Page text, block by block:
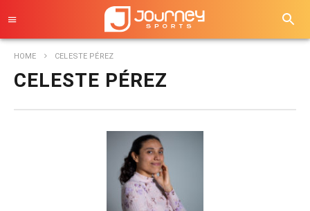
HOME CELESTE PÉREZ
CELESTE PÉREZ